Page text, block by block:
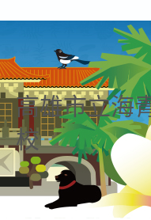
高雄市立海
校